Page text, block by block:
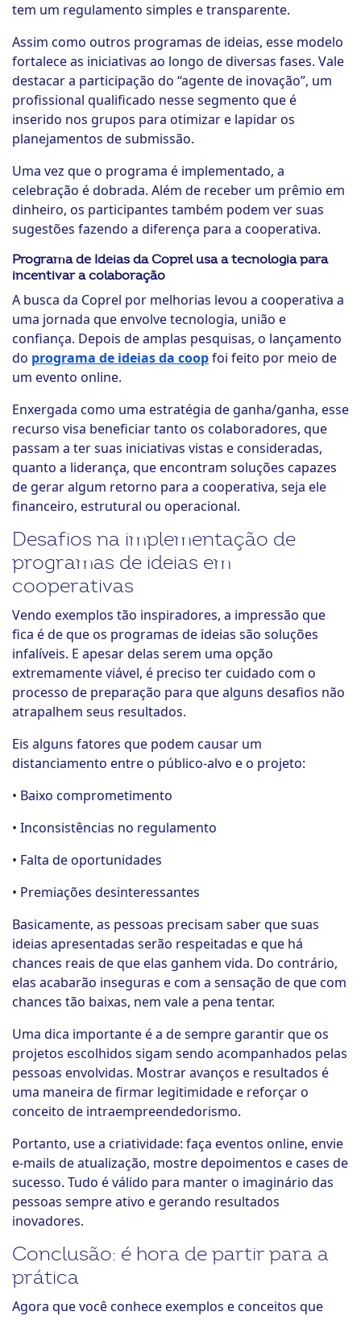
tem um regulamento simples e transparente.
Assim como outros programas de ideias, esse modelo
fortalece as iniciativas ao longo de diversas fases. Vale
destacar a participação do “agente de inovação”, um
profissional qualificado nesse segmento que é
inserido nos grupos para otimizar e lapidar os
planejamentos de submissão.
Uma vez que o programa é implementado, a
celebração é dobrada. Além de receber um prêmio em
dinheiro, os participantes também podem ver suas
sugestões fazendo a diferença para a cooperativa.
Programa de Ideias da Coprel usa a tecnologia para
incentivar a colaboração
A busca da Coprel por melhorias levou a cooperativa a
uma jornada que envolve tecnologia, união e
confiança. Depois de amplas pesquisas, o lançamento
do programa de ideias da coopfoi feito por meio de
um evento online.
Enxergada como uma estratégia de ganha/ganha, esse
recurso visa beneficiar tanto os colaboradores, que
passam a ter suas iniciativas vistas e consideradas,
quanto a liderança, que encontram soluções capazes
de gerar algum retorno para a cooperativa, seja ele
financeiro, estrutural ou operacional.
Desafios na implementação de
programas de ideias em
cooperativas
Vendo exemplos tão inspiradores, a impressão que
fica é de que os programas de ideias são soluções
infalíveis. E apesar delas serem uma opção
extremamente viável, é preciso ter cuidado com o
processo de preparação para que alguns desafios não
atrapalhem seus resultados.
Eis alguns fatores que podem causar um
distanciamento entre o público-alvo e o projeto:
• Baixo comprometimento
• Inconsistências no regulamento
• Falta de oportunidades
• Premiações desinteressantes
Basicamente, as pessoas precisam saber que suas
ideias apresentadas serão respeitadas e que há
chances reais de que elas ganhem vida. Do contrário,
elas acabarão inseguras e com a sensação de que com
chances tão baixas, nem vale a pena tentar.
Uma dica importante é a de sempre garantir que os
projetos escolhidos sigam sendo acompanhados pelas
pessoas envolvidas. Mostrar avanços e resultados é
uma maneira de firmar legitimidade e reforçar o
conceito de intraempreendedorismo.
Portanto, use a criatividade: faça eventos online, envie
e-mails de atualização, mostre depoimentos e cases de
sucesso. Tudo é válido para manter o imaginário das
pessoas sempre ativo e gerando resultados
inovadores.
Conclusão: é hora de partir para a
prática
Agora que você conhece exemplos e conceitos que